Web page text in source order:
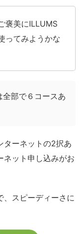
褒美にILLUMS
ってみようかな
部で６コースあ
ターネットの2択あ
ネット申し込みがお
、スピーディーさに